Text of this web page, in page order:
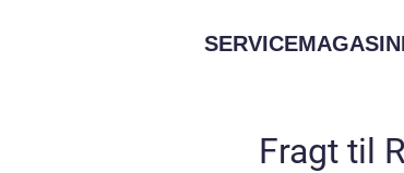
Fragt til